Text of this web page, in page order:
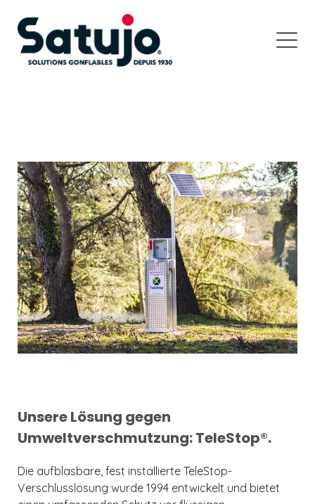
Unsere Lösung gegen
Umweltverschmutzung: TeleStop®.
Die aufblasbare, fest installierte TeleStop-
Verschlusslösung wurde 1994 entwickelt und bietet